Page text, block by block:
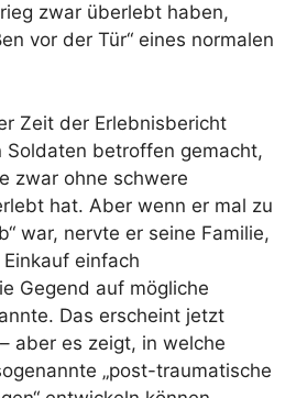
zwar überlebt haben,
vor der Tür“ eines normalen
Zeit der Erlebnisbericht
Soldaten betroffen gemacht,
zwar ohne schwere
hat. Aber wenn er mal zu
war, nervte er seine Familie,
einfach
Gegend auf mögliche
Das erscheint jetzt
aber es zeigt, in welche
„post-traumatische